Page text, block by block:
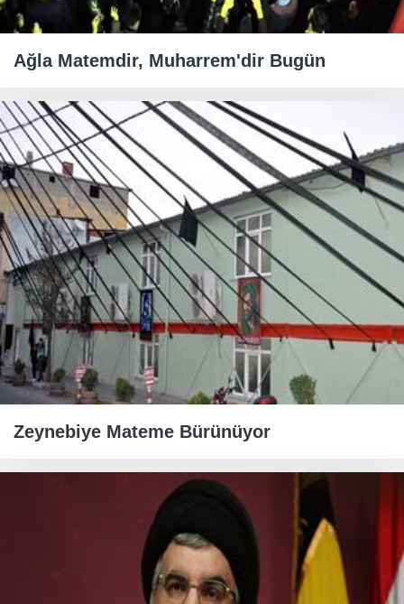
Ağla Matemdir, Muharrem'dir Bugün
Zeynebiye Mateme Bürünüyor